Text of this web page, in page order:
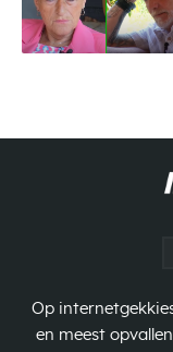
Op
en meest